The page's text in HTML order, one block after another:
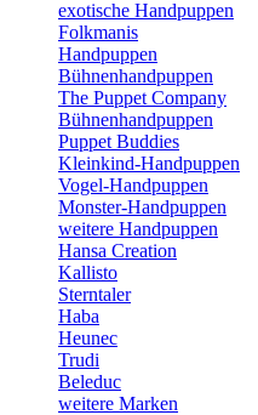
exotische Handpuppen
Folkmanis
Handpuppen
Bühnenhandpuppen
The Puppet Company
Bühnenhandpuppen
Puppet Buddies
Kleinkind-Handpuppen
Vogel-Handpuppen
Monster-Handpuppen
weitere Handpuppen
Hansa Creation
Kallisto
Sterntaler
Haba
Heunec
Trudi
Beleduc
weitere Marken